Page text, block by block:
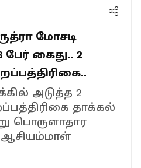
மோசடி
பேர் கைது.. 2
அடுத்த 2
தாக்கல்
பொருளாதார
ஆசியம்மாள்